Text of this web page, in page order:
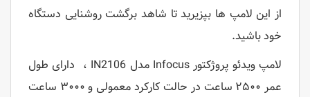
از این لامپ ها بپزیرید تا شاهد برگشت روشنایی دستگاه
خود باشید.
لامپ ویدئو پروژکتور Infocus مدل IN2106 ، دارای طول
عمر ۲۵۰۰ ساعت در حالت کارکرد معمولی و ۳۰۰۰ ساعت